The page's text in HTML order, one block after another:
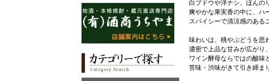
白ブドウや洋ナシ、ほんの
爽やかな果実香の中に、ハ
スパイシーで清涼感のある
味わいは、桃やぶどうを思
濃密で上品な甘みが広がり、
ワイン酵母ならではの酸味
苦味・渋味がきて引き締ま